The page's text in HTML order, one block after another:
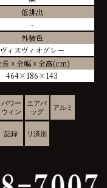
低排出
-
外装色
ヴィスヴィオグレー
長 ☓ 全幅 ☓ 全高(cm)
464×186×143
パワー
ウィン
エアバ
ッグ
アルミ
記録 リ済別